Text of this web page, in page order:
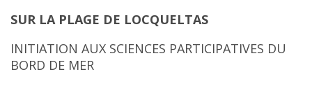
SUR LA PLAGE DE LOCQUELTAS
INITIATION AUX SCIENCES PARTICIPATIVES DU
BORD DE MER